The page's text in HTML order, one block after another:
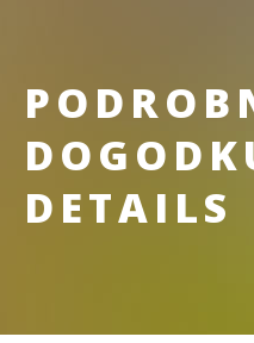
DETAILS